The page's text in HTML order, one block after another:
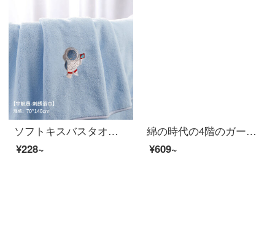
ソフトキスバスタオル男女A類は純綿より吸水速度が高く、家庭用タオルは毛が落ちません。90*180宇宙飛行士70*140 cmです。
¥228~
綿の時代の4階のガーゼのバスタオルの綿の家庭用吸水速乾の入浴する乳児の標準の男女の綿のつぼみの黄色の90 cm×160 cm（ストレッチサイズ）
¥609~